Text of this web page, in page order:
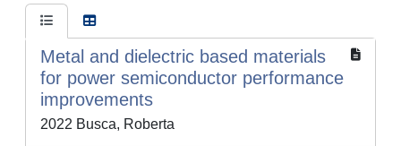
Metal and dielectric based materials
for power semiconductor performance
improvements
2022 Busca, Roberta